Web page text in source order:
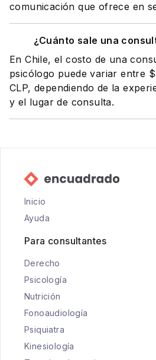
comunicación que ofrece en
¿Cuánto sale una
En Chile, el costo de una
psicólogo puede variar entre
CLP, dependiendo de la
y el lugar de consulta.
Inicio
Ayuda
Para consultantes
Derecho
Psicología
Nutrición
Fonoaudiología
Psiquiatra
Kinesiología